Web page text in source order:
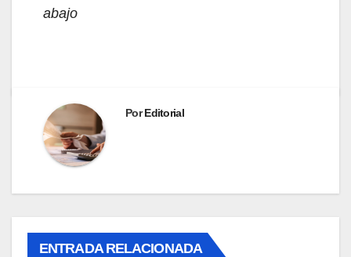
abajo
PorEditorial
ENTRADA RELACIONADA